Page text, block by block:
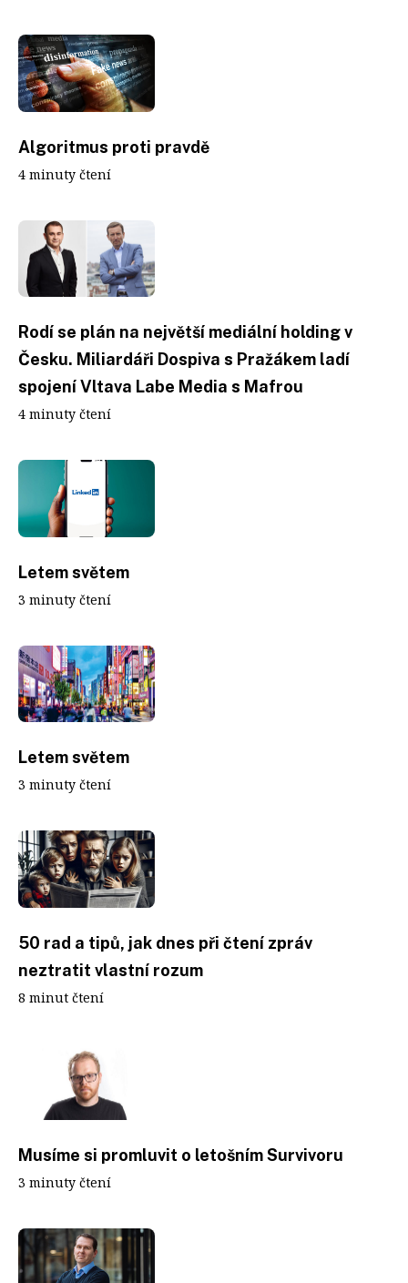
Algoritmus proti pravdě
4 minuty čtení
Rodí se plán na největší mediální holding v
Česku. Miliardáři Dospiva s Pražákem ladí
spojení Vltava Labe Media s Mafrou
4 minuty čtení
Letem světem
3 minuty čtení
Letem světem
3 minuty čtení
50 rad a tipů, jak dnes při čtení zpráv
neztratit vlastní rozum
8 minut čtení
Musíme si promluvit o letošním Survivoru
3 minuty čtení